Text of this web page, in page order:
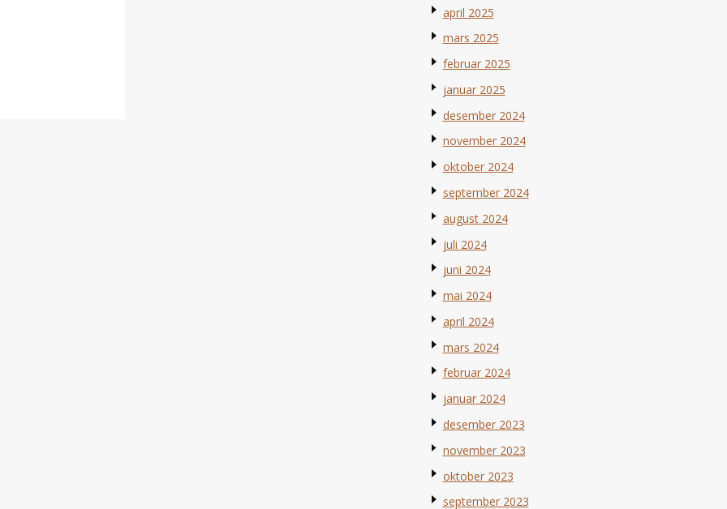
april 2025
mars 2025
februar 2025
januar 2025
desember 2024
november 2024
oktober 2024
september 2024
august 2024
juli 2024
juni 2024
mai 2024
april 2024
mars 2024
februar 2024
januar 2024
desember 2023
november 2023
oktober 2023
september 2023